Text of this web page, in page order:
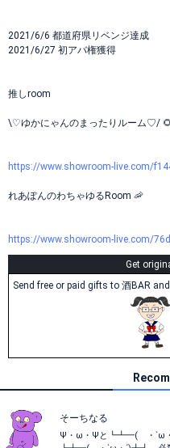
2021/6/6 都道府県リベンジ達成
2021/6/27 初アバ権獲得
推しroom
\♡ゆかにゃんのまったりルーム♡/
https://www.showroom-live.com/
れあぽんのわちゃゆるRoom 🦐
https://www.showroom-live.com/
Get
Send free or paid gifts to 酒BAR
そーちなる
Ψ・ω・Ψと┗┻━( ・`ω